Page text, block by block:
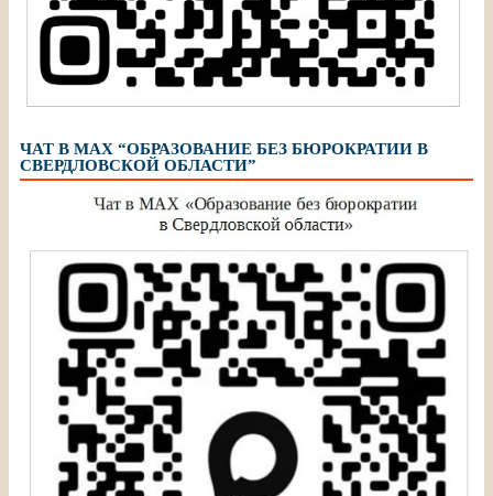
ЧАТ В МАХ “ОБРАЗОВАНИЕ БЕЗ БЮРОКРАТИИ В
СВЕРДЛОВСКОЙ ОБЛАСТИ”